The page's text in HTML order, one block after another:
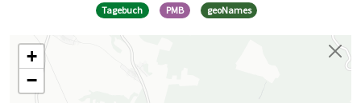
Tagebuch PMB geoNames
+
−